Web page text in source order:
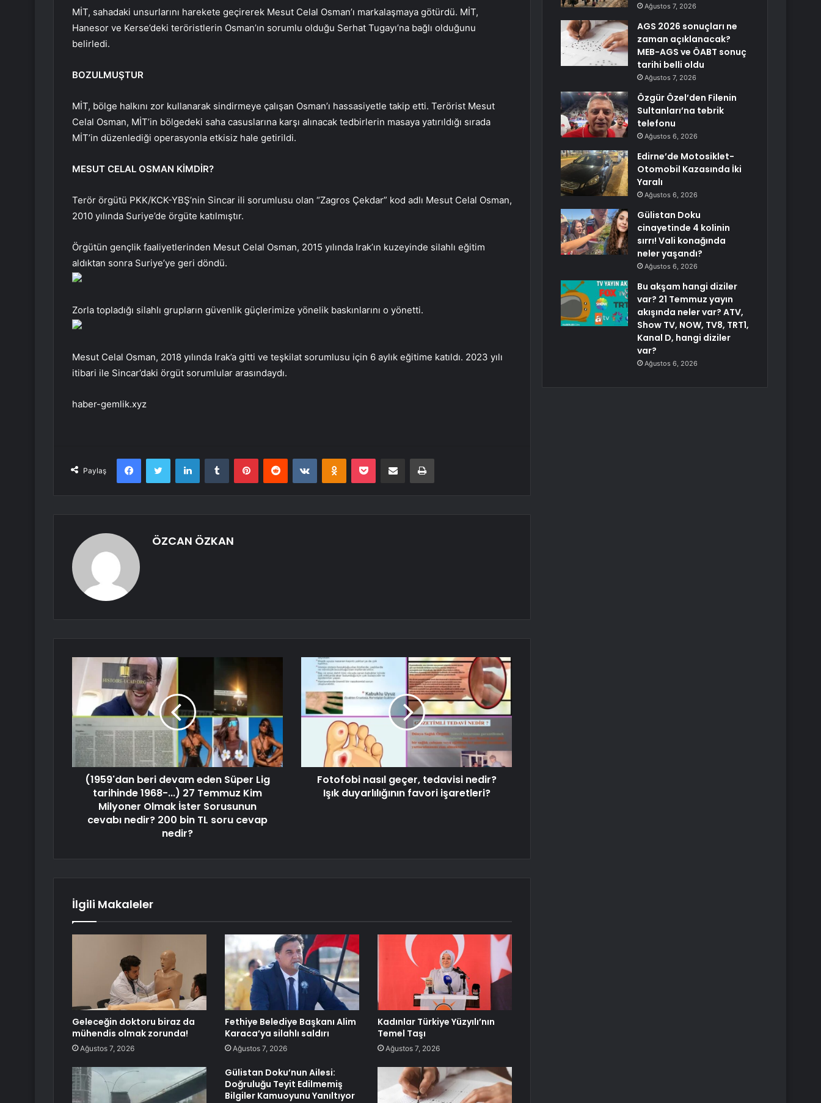
MİT, sahadaki unsurlarını harekete geçirerek Mesut Celal Osman’ı markalaşmaya götürdü. MİT,
Hanesor ve Kerse’deki teröristlerin Osman’ın sorumlu olduğu Serhat Tugayı’na bağlı olduğunu
belirledi.
BOZULMUŞTUR
MİT, bölge halkını zor kullanarak sindirmeye çalışan Osman’ı hassasiyetle takip etti. Terörist Mesut
Celal Osman, MİT’in bölgedeki saha casuslarına karşı alınacak tedbirlerin masaya yatırıldığı sırada
MİT’in düzenlediği operasyonla etkisiz hale getirildi.
MESUT CELAL OSMAN KİMDİR?
Terör örgütü PKK/KCK-YBŞ’nin Sincar ili sorumlusu olan “Zagros Çekdar” kod adlı Mesut Celal Osman,
2010 yılında Suriye’de örgüte katılmıştır.
Örgütün gençlik faaliyetlerinden Mesut Celal Osman, 2015 yılında Irak’ın kuzeyinde silahlı eğitim
aldıktan sonra Suriye’ye geri döndü.
Zorla topladığı silahlı grupların güvenlik güçlerimize yönelik baskınlarını o yönetti.
Mesut Celal Osman, 2018 yılında Irak’a gitti ve teşkilat sorumlusu için 6 aylık eğitime katıldı. 2023 yılı
itibari ile Sincar’daki örgüt sorumlular arasındaydı.
haber-gemlik.xyz
Paylaş
FacebookTwitter LinkedInTumblr PinterestReddit VKontakteOdnoklassniki
Pocket E-Posta ile paylaş Yazdır
ÖZCAN ÖZKAN
(1959'dan beri devam eden Süper Lig
tarihinde 1968-...) 27 Temmuz Kim
Milyoner Olmak İster Sorusunun
cevabı nedir? 200 bin TL soru cevap
nedir?
Fotofobi nasıl geçer, tedavisi nedir?
Işık duyarlılığının favori işaretleri?
İlgili Makaleler
Geleceğin doktoru biraz da
mühendis olmak zorunda!
Ağustos 7, 2026
Fethiye Belediye Başkanı Alim
Karaca’ya silahlı saldırı
Ağustos 7, 2026
Kadınlar Türkiye Yüzyılı’nın
Temel Taşı
Ağustos 7, 2026
Gülistan Doku’nun Ailesi:
Doğruluğu Teyit Edilmemiş
Bilgiler Kamuoyunu Yanıltıyor
Ağustos 7, 2026
AGS 2026 sonuçları ne
zaman açıklanacak?
MEB-AGS ve ÖABT sonuç
tarihi belli oldu
Ağustos 7, 2026
Özgür Özel’den Filenin
Sultanları’na tebrik
telefonu
Ağustos 6, 2026
Edirne’de Motosiklet-
Otomobil Kazasında İki
Yaralı
Ağustos 6, 2026
Gülistan Doku
cinayetinde 4 kolinin
sırrı! Vali konağında
neler yaşandı?
Ağustos 6, 2026
Bu akşam hangi diziler
var? 21 Temmuz yayın
akışında neler var? ATV,
Show TV, NOW, TV8, TRT1,
Kanal D, hangi diziler
var?
Ağustos 6, 2026